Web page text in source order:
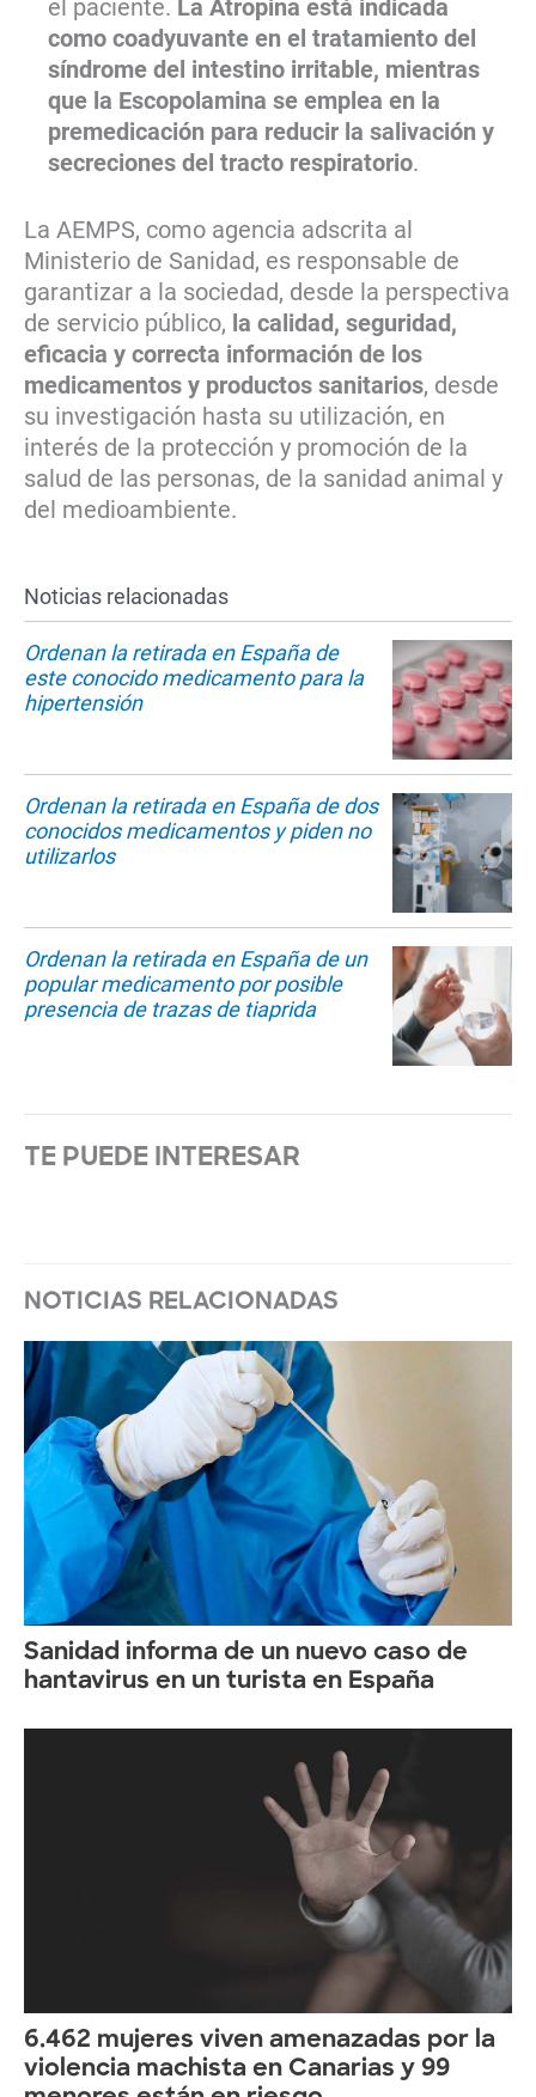
el paciente. La Atropina está indicada
como coadyuvante en el tratamiento del
síndrome del intestino irritable, mientras
que la Escopolamina se emplea en la
premedicación para reducir la salivación y
secreciones del tracto respiratorio.
La AEMPS, como agencia adscrita al
Ministerio de Sanidad, es responsable de
garantizar a la sociedad, desde la perspectiva
de servicio público, la calidad, seguridad,
eficacia y correcta información de los
medicamentos y productos sanitarios, desde
su investigación hasta su utilización, en
interés de la protección y promoción de la
salud de las personas, de la sanidad animal y
del medioambiente.
Noticias relacionadas
Ordenan la retirada en España de
este conocido medicamento para la
hipertensión
Ordenan la retirada en España de dos
conocidos medicamentos y piden no
utilizarlos
Ordenan la retirada en España de un
popular medicamento por posible
presencia de trazas de tiaprida
TE PUEDE INTERESAR
NOTICIAS RELACIONADAS
Sanidad informa de un nuevo caso de
hantavirus en un turista en España
6.462 mujeres viven amenazadas por la
violencia machista en Canarias y 99